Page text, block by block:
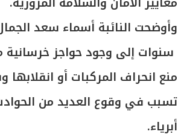
سنوات إلى وجود حواجز
منع انحراف المركبات أو
تسبب في وقوع العديد من
أبرياء.